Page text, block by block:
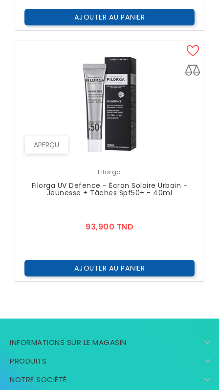
AJOUTER AU PANIER
APERÇU
Filorga
Filorga UV Defence - Écran Solaire Urbain -
Jeunesse + Tâches Spf50+ - 40ml
93,900 TND
AJOUTER AU PANIER
INFORMATIONS SUR LE MAGASIN 
PRODUITS 
NOTRE SOCIÉTÉ 